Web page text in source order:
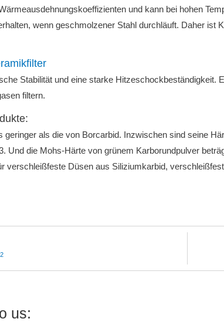
und kann bei hohen
wenn geschmolzener Stahl durchläuft. Daher ist
Stabilität und eine starke Hitzeschockbeständigkeit.
filtern.
geringer als die von Borcarbid. Inzwischen sind seine
Und die Mohs-Härte von grünem Karborundpulver
verschleißfeste Düsen aus Siliziumkarbid,
us: